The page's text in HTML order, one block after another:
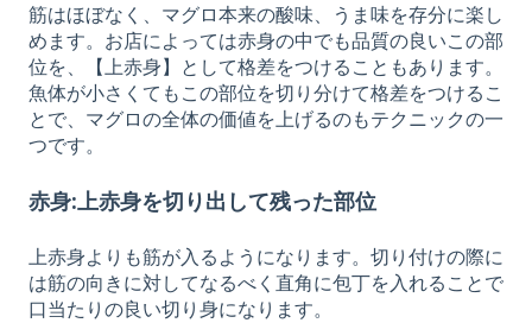
筋はほぼなく、マグロ本来の酸味、うま味を存分に楽し
めます。お店によっては赤身の中でも品質の良いこの部
位を、【上赤身】として格差をつけることもあります。
魚体が小さくてもこの部位を切り分けて格差をつけるこ
とで、マグロの全体の価値を上げるのもテクニックの一
つです。
赤身:上赤身を切り出して残った部位
上赤身よりも筋が入るようになります。切り付けの際に
は筋の向きに対してなるべく直角に包丁を入れることで
口当たりの良い切り身になります。